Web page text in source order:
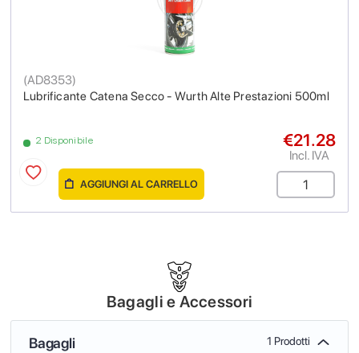
Lubrificante Catena Secco - Wurth Alte Prestazioni 500ml
(AD8353)
2 Disponibile €21.28
Incl. IVA
AGGIUNGI AL CARRELLO
Bagagli e Accessori
Bagagli 1 Prodotti